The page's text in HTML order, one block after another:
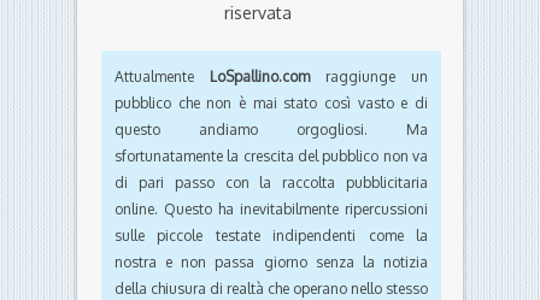
riservata
Attualmente LoSpallino.comraggiunge un
pubblico che non è mai stato così vasto e di
questo andiamo orgogliosi. Ma
sfortunatamente la crescita del pubblico non va
di pari passo con la raccolta pubblicitaria
online. Questo ha inevitabilmente ripercussioni
sulle piccole testate indipendenti come la
nostra e non passa giorno senza la notizia
della chiusura di realtà che operano nello stesso